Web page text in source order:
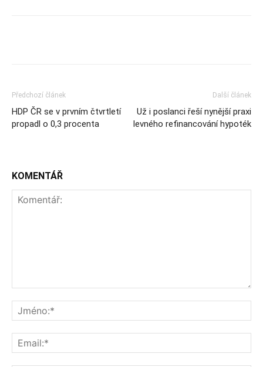
Předchozí článek
HDP ČR se v prvním čtvrtletí
propadl o 0,3 procenta
Další článek
Už i poslanci řeší nynější praxi
levného refinancování hypoték
KOMENTÁŘ